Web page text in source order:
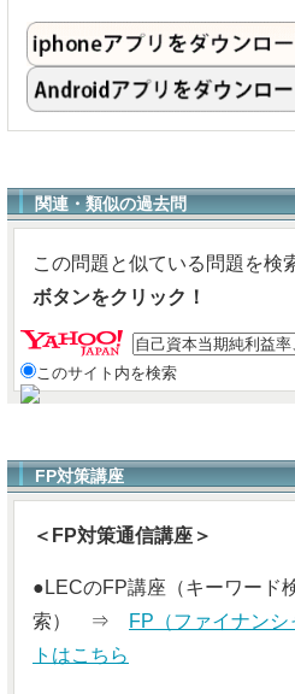
関連・類似の過去問
この問題と似ている問題を検
ボタンをクリック！
このサイト内を検索
FP対策講座
＜FP対策通信講座＞
●LECのFP講座（キーワード
索） ⇒
FP（ファイナン
トはこちら